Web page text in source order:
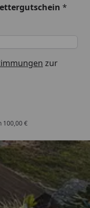
*
zur
100,00 €